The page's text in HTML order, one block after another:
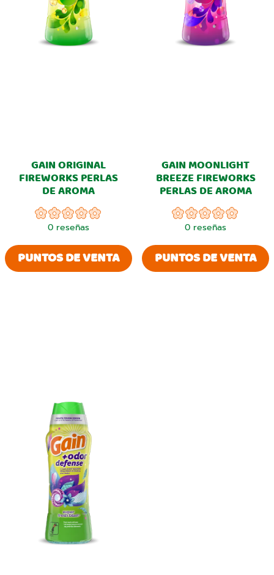
GAIN ORIGINAL
FIREWORKS PERLAS
DE AROMA
0 reseñas
PUNTOS DE VENTA
GAIN MOONLIGHT
BREEZE FIREWORKS
PERLAS DE AROMA
0 reseñas
PUNTOS DE VENTA